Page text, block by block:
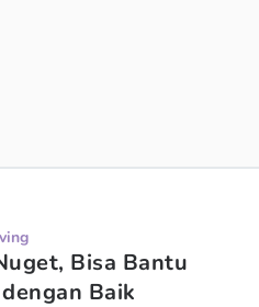
Bisa Bantu
Baik